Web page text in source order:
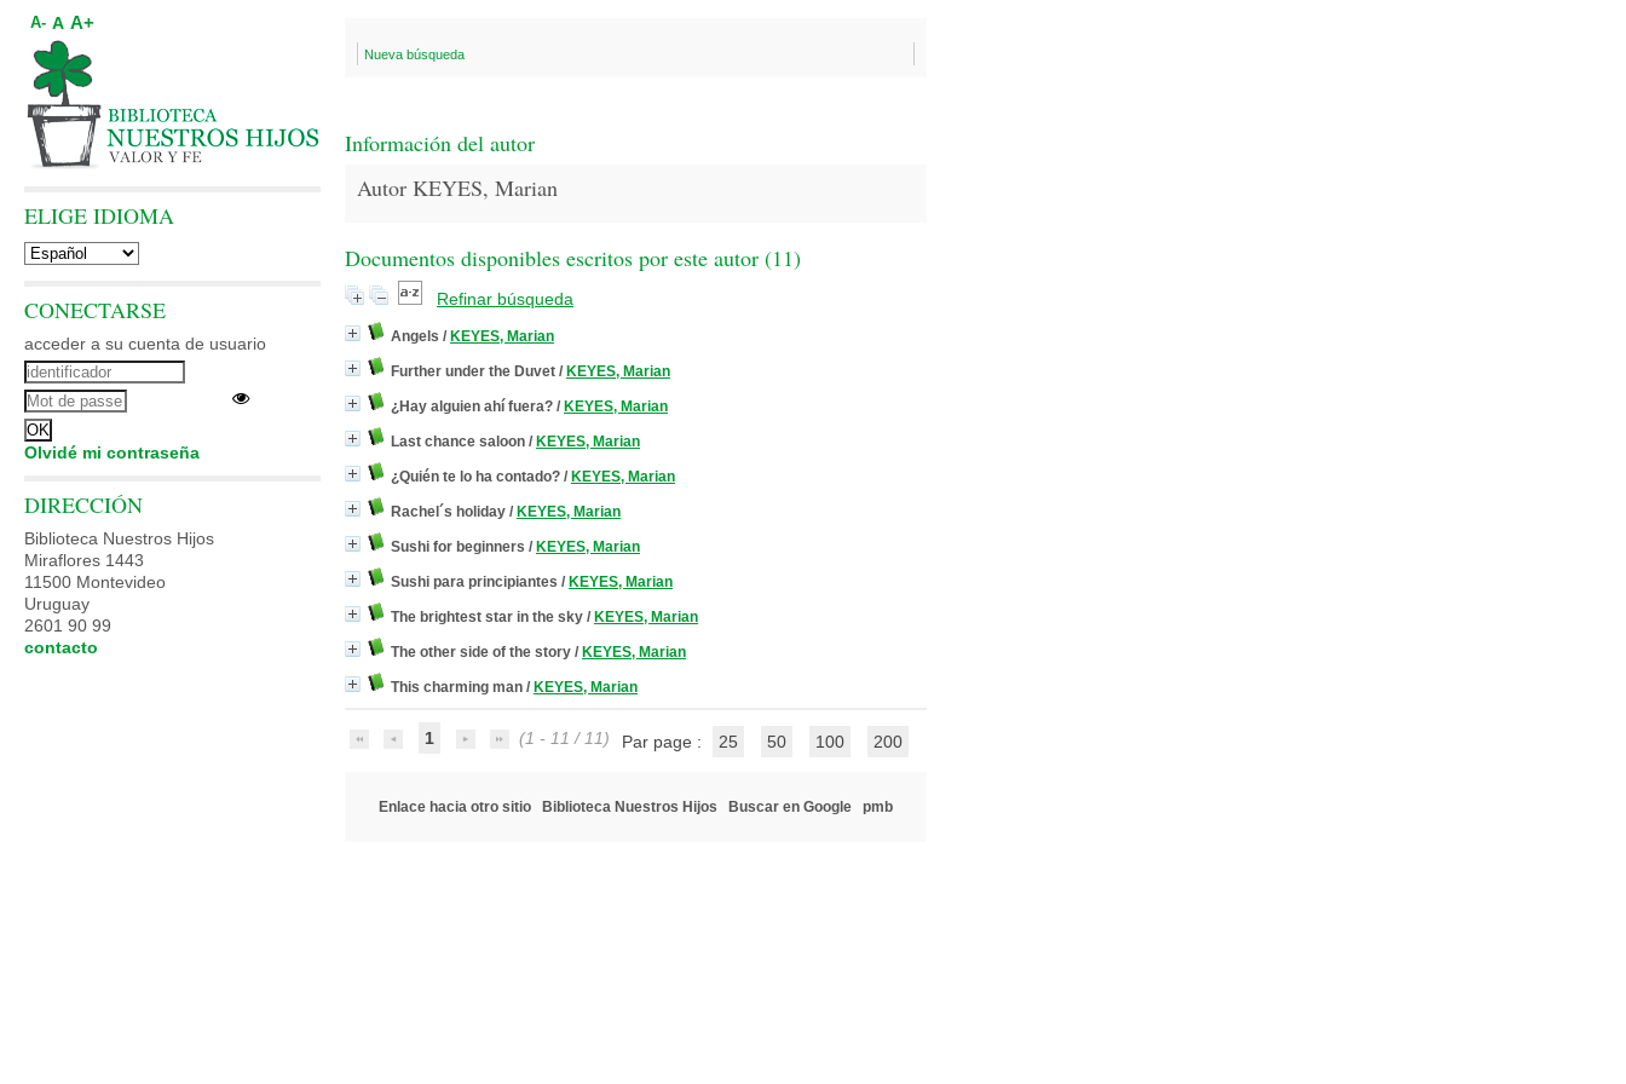
Nueva búsqueda
Información del autor
Autor KEYES, Marian
Documentos disponibles escritos por este autor (11)
Refinar búsqueda
Angels / KEYES, Marian
Further under the Duvet / KEYES, Marian
¿Hay alguien ahí fuera? / KEYES, Marian
Last chance saloon / KEYES, Marian
¿Quién te lo ha contado? / KEYES, Marian
Rachel´s holiday / KEYES, Marian
Sushi for beginners / KEYES, Marian
Sushi para principiantes / KEYES, Marian
The brightest star in the sky / KEYES, Marian
The other side of the story / KEYES, Marian
This charming man / KEYES, Marian
1 (1 - 11 / 11) Par page : 25 50 100 200
Enlace hacia otro sitio Biblioteca Nuestros Hijos Buscar en Google pmb
A- A A+
ELIGE IDIOMA
CONECTARSE
acceder a su cuenta de usuario
Olvidé mi contraseña
DIRECCIÓN
Biblioteca Nuestros Hijos
Miraflores 1443
11500 Montevideo
Uruguay
2601 90 99
contacto